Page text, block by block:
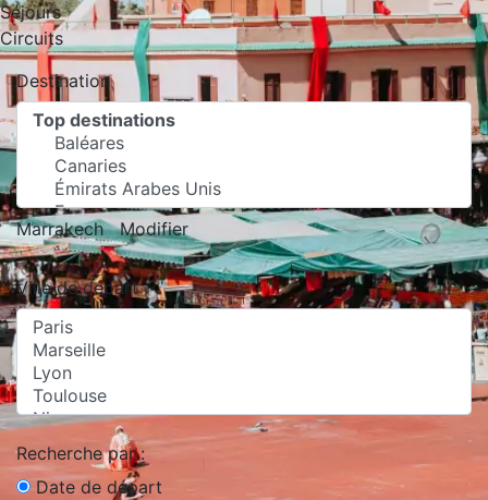
Séjours
Circuits
Destination
Marrakech Modifier
Ville de départ
Recherche par :
Date de départ